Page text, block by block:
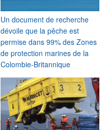
Un document de recherche
dévoile que la pêche est
permise dans 99% des Zones
de protection marines de la
Colombie-Britannique